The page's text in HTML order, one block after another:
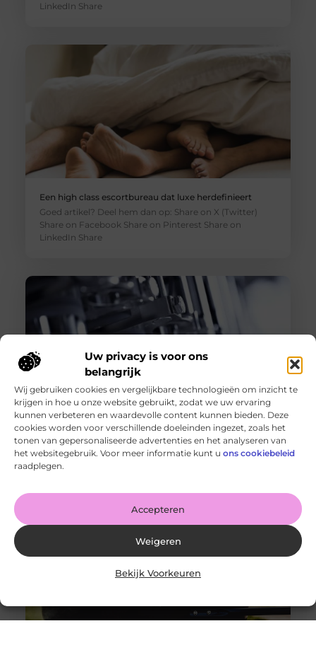
Uw privacy is voor ons
belangrijk
Wij gebruiken cookies en vergelijkbare technologieën om inzicht te
krijgen in hoe u onze website gebruikt, zodat we uw ervaring
kunnen verbeteren en waardevolle content kunnen bieden. Deze
cookies worden voor verschillende doeleinden ingezet, zoals het
tonen van gepersonaliseerde advertenties en het analyseren van
het websitegebruik. Voor meer informatie kunt u ons cookiebeleid
raadplegen.
Accepteren
Weigeren
Bekijk Voorkeuren
LinkedIn Share
Een high class escortbureau dat luxe herdefinieert
Goed artikel? Deel hem dan op: Share on X (Twitter)
Share on Facebook Share on Pinterest Share on
LinkedIn Share
De veelzijdigheid van een mechatronicamonteur
Goed artikel? Deel hem dan op: Share on X (Twitter)
Share on Facebook Share on Pinterest Share on
LinkedIn Share